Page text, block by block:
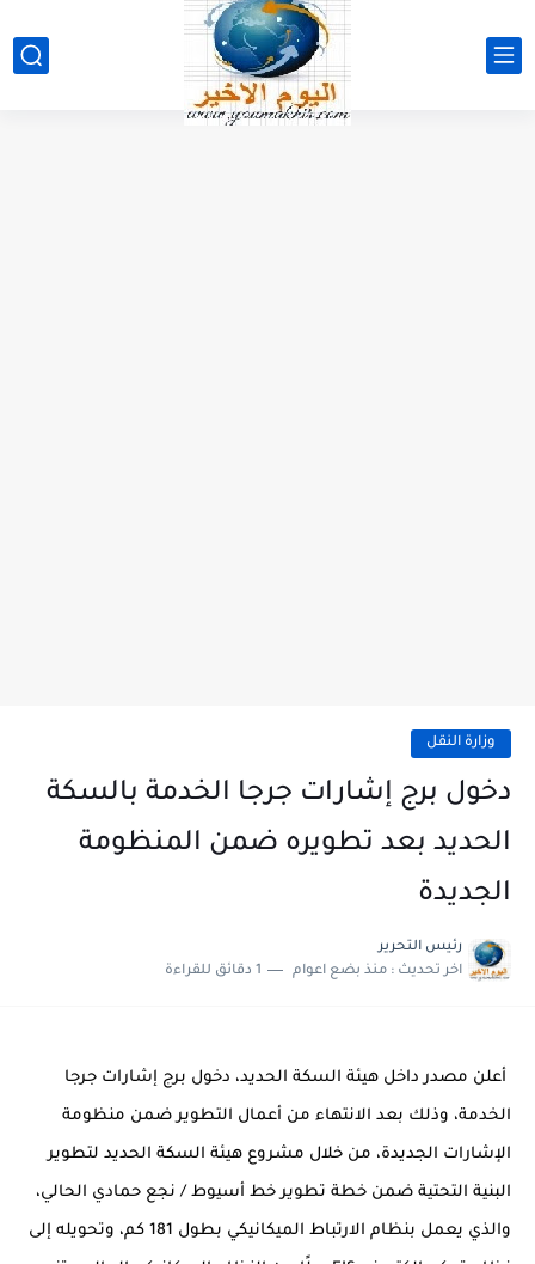
وزارة النقل
دخول برج إشارات جرجا الخدمة بالسكة
الحديد بعد تطويره ضمن المنظومة
الجديدة
رئيس التحرير
اخر تحديث : منذ بضع اعوام 1 دقائق للقراءة
الإشارات الجديدة، من خلال مشروع هيئة السكة الحديد لتطوير